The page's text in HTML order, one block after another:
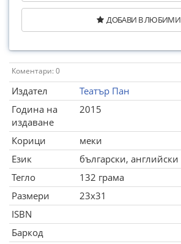
ДОБАВИ В ЛЮБИМИ
Коментари: 0
Издател
Театър Пан
Година на
издаване
2015
Корици
меки
Език
български, английски
Тегло
132 грама
Размери
23x31
ISBN
Баркод